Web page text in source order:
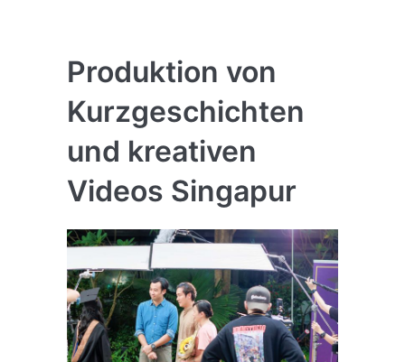
Produktion von
Kurzgeschichten
und kreativen
Videos Singapur